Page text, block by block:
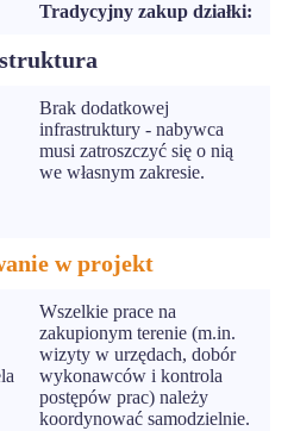
Tradycyjny zakup działki:
Brak dodatkowej
infrastruktury - nabywca
musi zatroszczyć się o nią
we własnym zakresie.
w projekt
Wszelkie prace na
zakupionym terenie (m.in.
wizyty w urzędach, dobór
wykonawców i kontrola
postępów prac) należy
koordynować samodzielnie.